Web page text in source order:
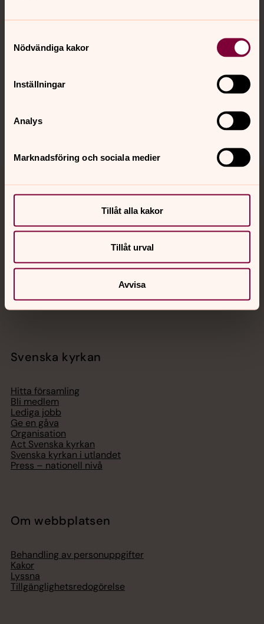
Nödvändiga kakor
Inställningar
Analys
Marknadsföring och sociala medier
Tillåt alla kakor
Tillåt urval
Avvisa
Jourhavande präst
Akut samtals- och krisstöd. Prata eller chatta anonymt
med en präst på kvällar och nätter.
Chatt
Telefon 112
Svenska kyrkan
Hitta församling
Bli medlem
Lediga jobb
Ge en gåva
Organisation
Act Svenska kyrkan
Svenska kyrkan i utlandet
Press – nationell nivå
Om webbplatsen
Behandling av personuppgifter
Kakor
Lyssna
Tillgänglighetsredogörelse